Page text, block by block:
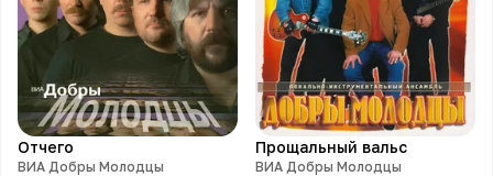
Отчего
ВИА Добры Молодцы
Прощальный вальс
ВИА Добры Молодцы